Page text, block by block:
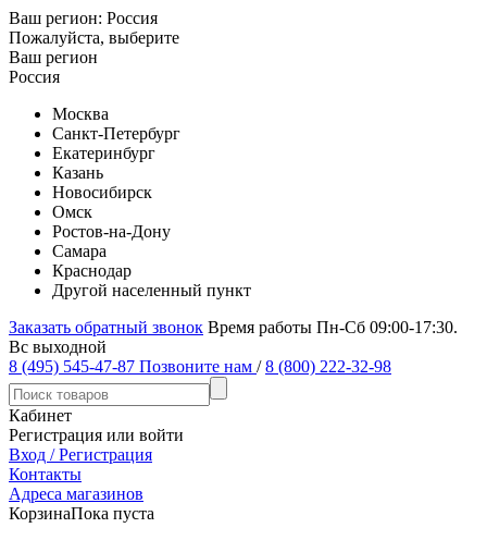
Ваш регион: Россия
Пожалуйста, выберите
Ваш регион
Россия
Москва
Санкт-Петербург
Екатеринбург
Казань
Новосибирск
Омск
Ростов-на-Дону
Самара
Краснодар
Другой населенный пункт
Заказать обратный звонок Время работы Пн-Сб 09:00-17:30.
Вс выходной
8 (495) 545-47-87 Позвоните нам / 8 (800) 222-32-98
Кабинет
Регистрация или войти
Вход / Регистрация
Контакты
Адреса магазинов
КорзинаПока пуста